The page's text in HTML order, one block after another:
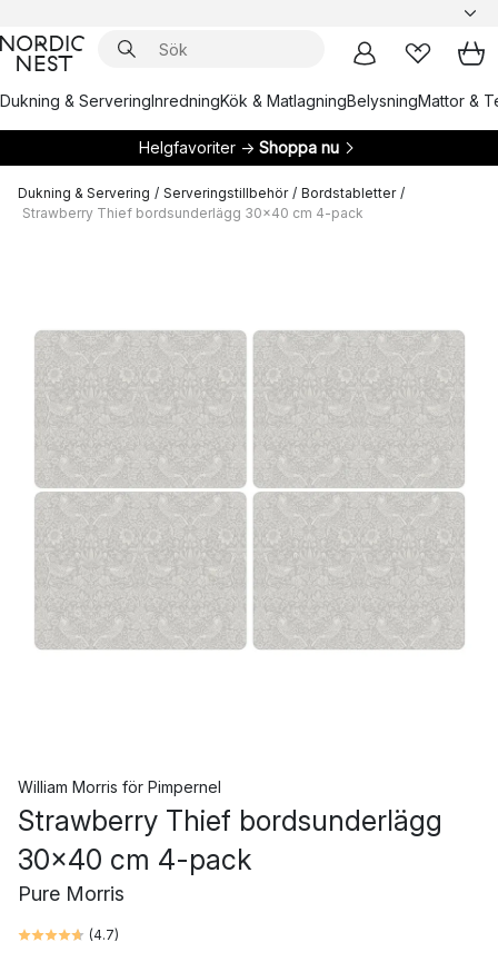
Dukning & ServeringInredningKök & MatlagningBelysningMattor &
Helgfavoriter → Shoppa nu
Dukning & Servering / Serveringstillbehör / Bordstabletter /
Strawberry Thief bordsunderlägg 30x40 cm 4-pack
William Morris för Pimpernel
Strawberry Thief bordsunderlägg
30x40 cm 4-pack
Pure Morris
(4.7)